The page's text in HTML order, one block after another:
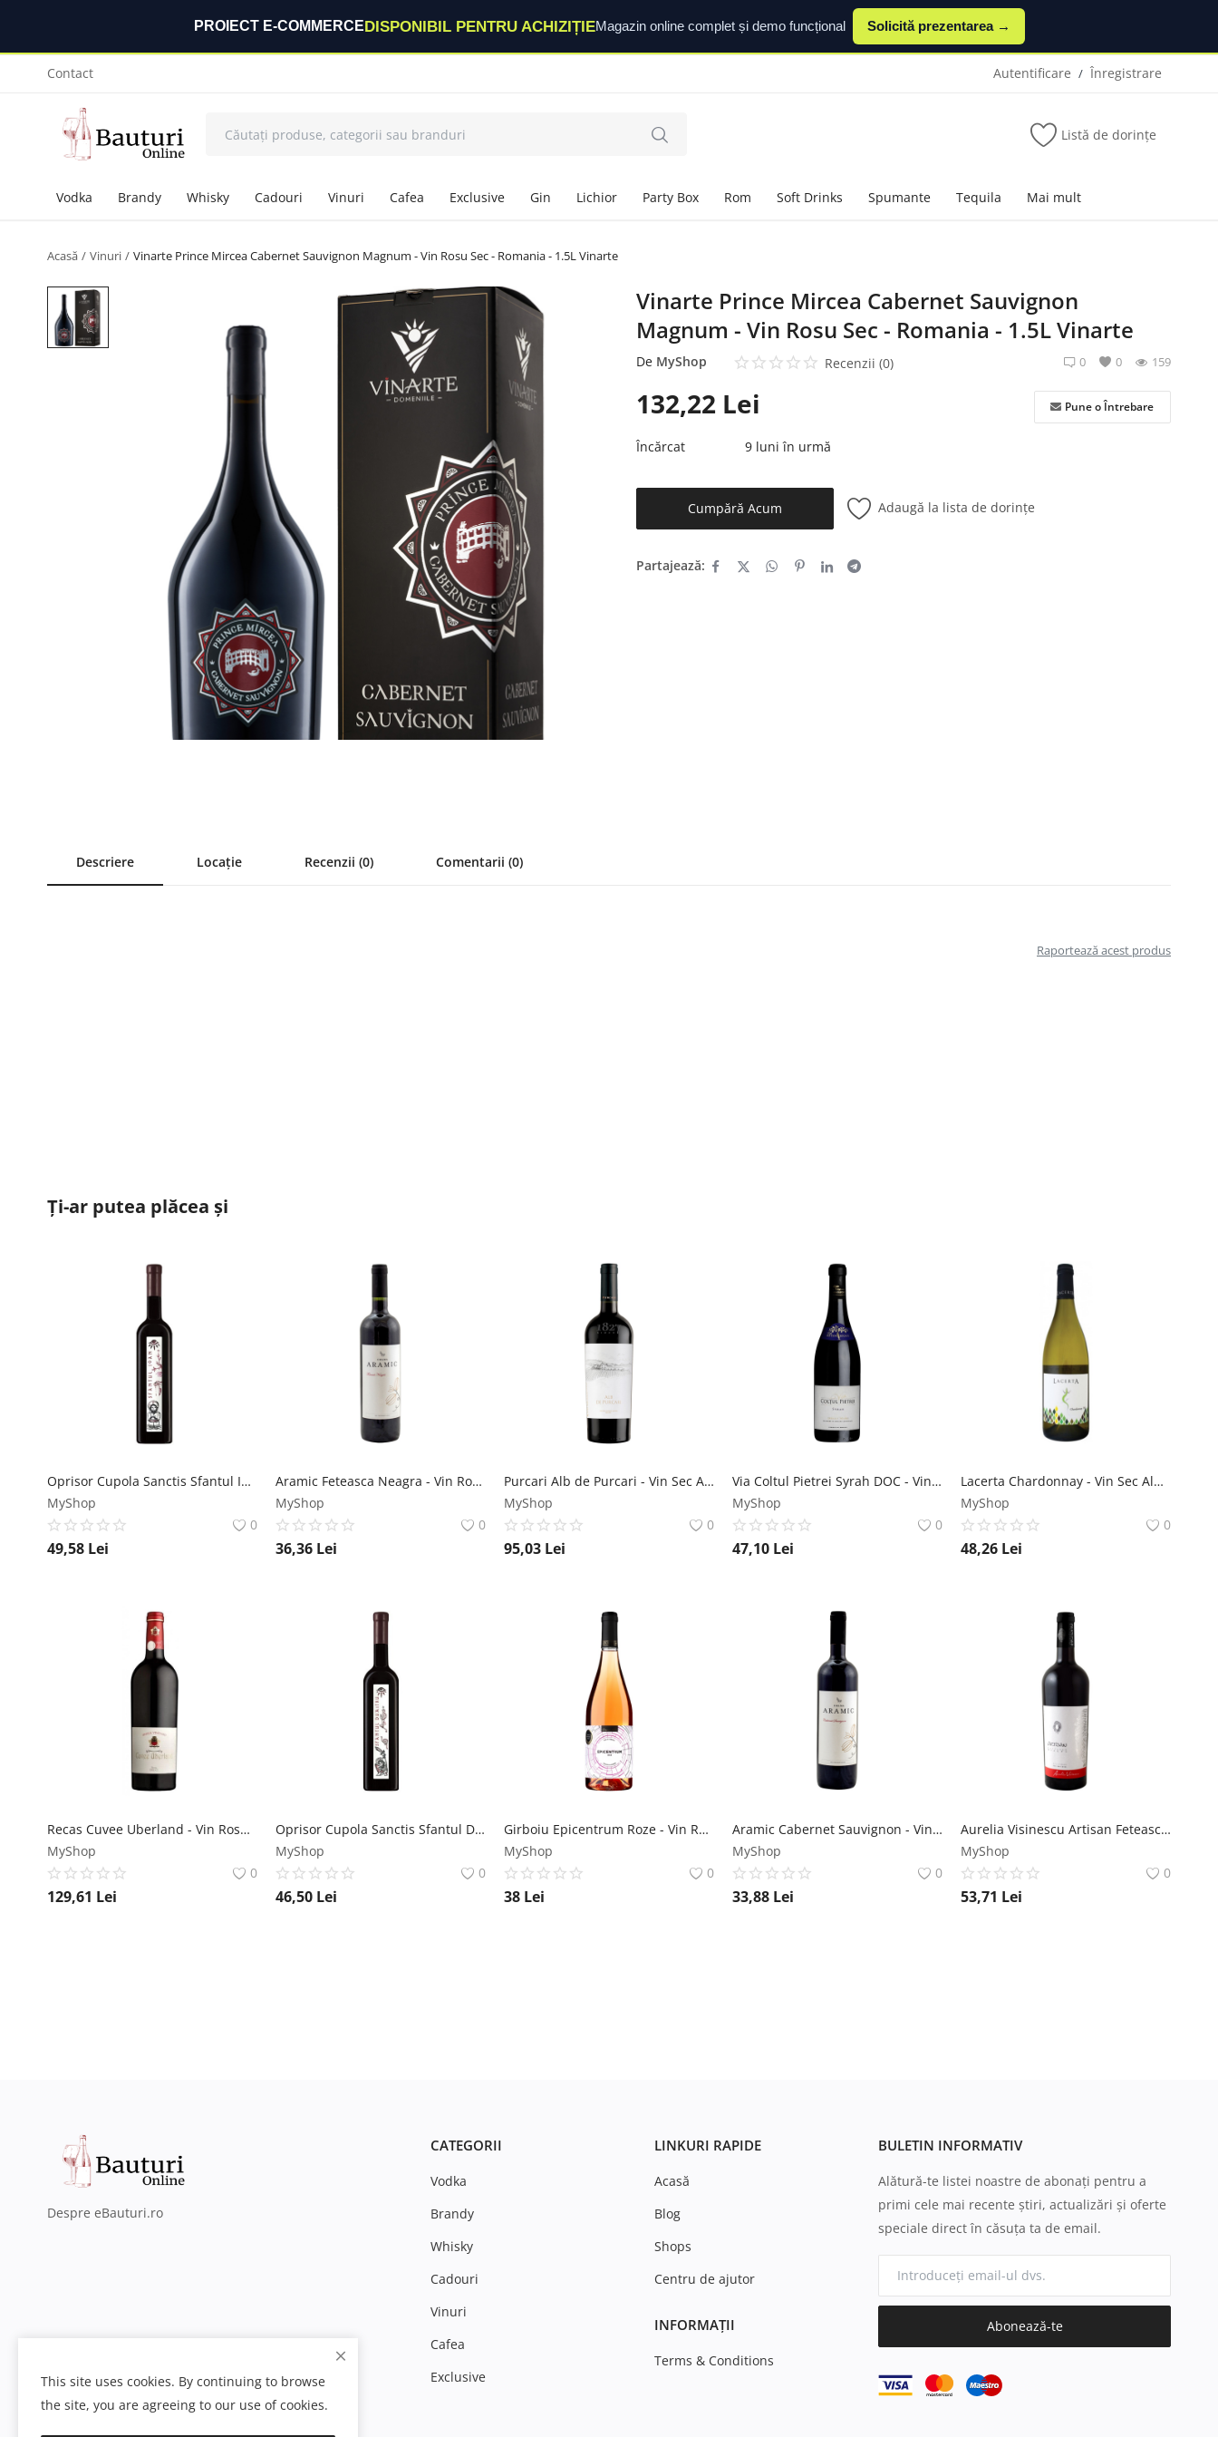
PROIECT E-COMMERCEDISPONIBIL PENTRU ACHIZIȚIEMagazin online complet și demo funcțional Solicită prezentarea →
Contact Autentificare / Înregistrare
Listă de dorințe
Vodka Brandy Whisky Cadouri Vinuri Cafea Exclusive Gin Lichior Party Box Rom Soft Drinks Spumante Tequila Mai mult
Acasă Vinuri Vinarte Prince Mircea Cabernet Sauvignon Magnum - Vin Rosu Sec - Romania - 1.5L Vinarte
Vinarte Prince Mircea Cabernet Sauvignon
Magnum - Vin Rosu Sec - Romania - 1.5L Vinarte
De MyShop Recenzii (0) 0 0 159
132,22 Lei Pune o Întrebare
Încărcat 9 luni în urmă
Cumpără Acum Adaugă la lista de dorințe
Partajează:
Descriere Locație Recenzii (0) Comentarii (0)
Raportează acest produs
Ți-ar putea plăcea și
Oprisor Cupola Sanctis Sfantul Ioan - Vin Rosu Sec - Romania - 0.75L Crama Oprisor
MyShop
0
49,58 Lei
Aramic Feteasca Neagra - Vin Rosu Sec - Romania - 0.75L Crama Aramic
MyShop
0
36,36 Lei
Purcari Alb de Purcari - Vin Sec Alb - Republica Moldova - 0.75L Crama Purcari
MyShop
0
95,03 Lei
Via Coltul Pietrei Syrah DOC - Vin Rosu Sec - Romania - 0.75L Vitis Metamorfosis
MyShop
0
47,10 Lei
Lacerta Chardonnay - Vin Sec Alb - Romania - 0.75L Lacerta Winery
MyShop
0
48,26 Lei
Recas Cuvee Uberland - Vin Rosu Sec - Romania - 0.75L Cramele Recas
MyShop
0
129,61 Lei
Oprisor Cupola Sanctis Sfantul Dumitru - Vin Rosu Sec - Romania - 0.75L Crama Oprisor
MyShop
0
46,50 Lei
Girboiu Epicentrum Roze - Vin Rose Sec - Romania - 0.75L Crama Girboiu
MyShop
0
38 Lei
Aramic Cabernet Sauvignon - Vin Rosu Sec - Romania - 0.75L Crama Aramic
MyShop
0
33,88 Lei
Aurelia Visinescu Artisan Feteasca Neagra - Vin Rosu Sec - Romania - 0.75L Aurelia Visinescu
MyShop
0
53,71 Lei
Despre eBauturi.ro
CATEGORII
Vodka
Brandy
Whisky
Cadouri
Vinuri
Cafea
Exclusive
LINKURI RAPIDE
Acasă
Blog
Shops
Centru de ajutor
INFORMAȚII
Terms & Conditions
BULETIN INFORMATIV
Alătură-te listei noastre de abonați pentru a
primi cele mai recente știri, actualizări și oferte
speciale direct în căsuța ta de email.
Abonează-te
This site uses cookies. By continuing to browse
the site, you are agreeing to our use of cookies.